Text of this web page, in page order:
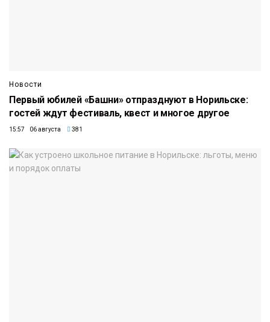
Новости
Первый юбилей «Башни» отпразднуют в Норильске:
гостей ждут фестиваль, квест и многое другое
15:57 06 августа 381